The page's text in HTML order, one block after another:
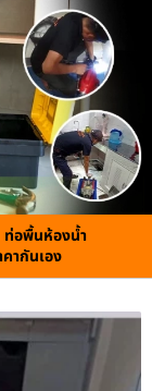
ท่อพื้นห้องน้ำ
ากันเอง